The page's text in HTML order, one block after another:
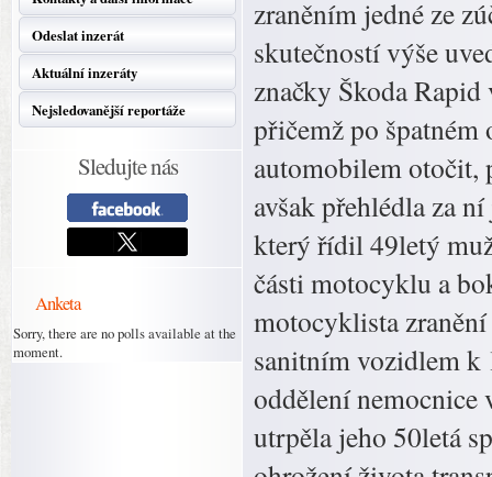
Odeslat inzerát
Aktuální inzeráty
Nejsledovanější reportáže
Sledujte nás
Anketa
Sorry, there are no polls available at the
moment.
zraněním jedné ze
skutečností výše
značky Škoda
přičemž po špatném
automobilem otočit,
avšak přehlédla za
který řídil 49letý
části motocyklu a
motocyklista
sanitním vozidlem k
oddělení nemocnice
utrpěla jeho 50letá